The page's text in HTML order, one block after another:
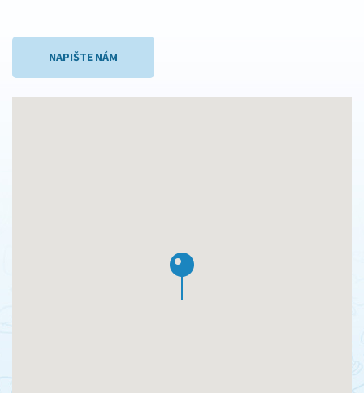
NAPIŠTE NÁM